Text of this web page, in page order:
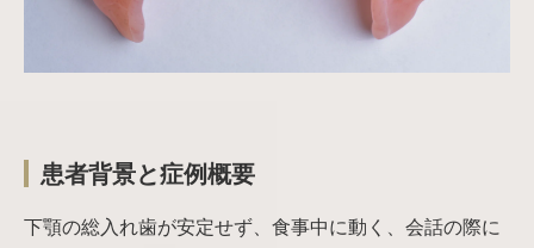
患者背景と症例概要
下顎の総入れ歯が安定せず、食事中に動く、会話の際に